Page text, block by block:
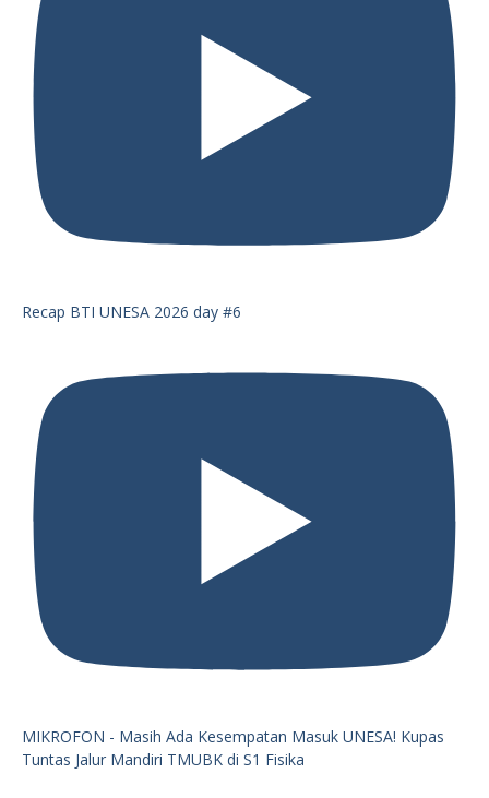
Recap BTI UNESA 2026 day #6
MIKROFON - Masih Ada Kesempatan Masuk UNESA! Kupas
Tuntas Jalur Mandiri TMUBK di S1 Fisika